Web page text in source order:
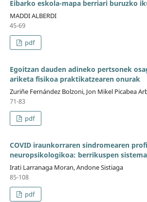
Eibarko eskola-mapa berriari buruzko
MADDI ALBERDI
45-69
pdf
Egoitzan dauden adineko pertsonek
ariketa fisikoa praktikatzearen onurak
Zuriñe Fernández Bolzoni, Jon Mikel Picabea
71-83
pdf
COVID iraunkorraren sindromearen
neuropsikologikoa: berrikuspen
Irati Larranaga Moran, Andone Sistiaga
85-108
pdf